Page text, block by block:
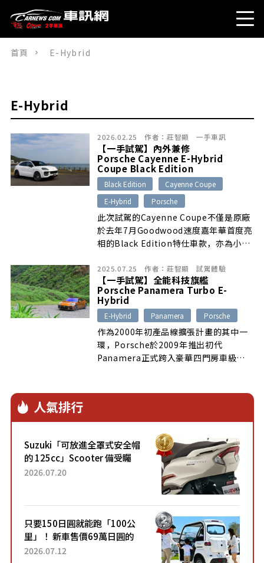
首頁 E-Hybrid
E-Hybrid
2026.02.25 作者： 莊智顯 一手車訊
【一手試駕】內外兼修
Porsche Cayenne E-Hybrid
Coupe Black Edition
Black Edition
Cayenne Coupe
E-Hybrid
Porsche
此次試駕的Cayenne Coupe不僅是原廠
於去年7月Goodwood速度嘉年華首度亮
相的Black Edition特仕車款，亦為小改
式混合動力車型，兩相結合將帶來怎樣的
駕乘感受？直到真正上路試駕前都令我們
好奇不已……
2025.07.25 作者： 莊智顯 試駕體驗
【一手試駕】全能科技旗艦
Porsche Panamera Turbo E-
Hybrid
E-Hybrid Panamera Porsche
作為2000年初產品線擴張計畫的其中一
環，Porsche於2009年推出初代
Panamera正式跨入豪華四門房車級
傳承來自911車系的設計元素與操駕樂
入，更使其成為Porsche旗下無可取代
的全能旗艦代表……
人氣排行
Suzuki「可放進全罩式安全帽
的 125cc」Scooter 備受矚
目！採用全新流線設計與各項
2026.07.20
只要150日圓就能跑「100公
里」！ 新車售價69萬日圓的
「3人座」Trike大受歡迎！ 順
2026.07.12